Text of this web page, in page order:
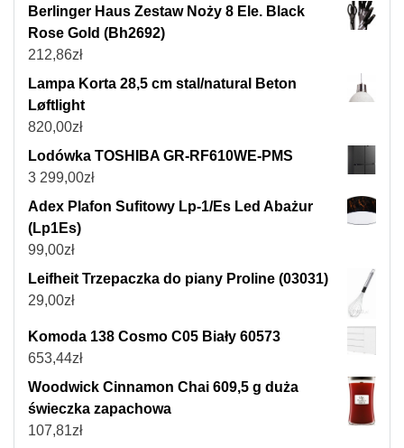
Berlinger Haus Zestaw Noży 8 Ele. Black
Rose Gold (Bh2692)
212,86zł
Lampa Korta 28,5 cm stal/natural Beton
Løftlight
820,00zł
Lodówka TOSHIBA GR-RF610WE-PMS
3 299,00zł
Adex Plafon Sufitowy Lp-1/Es Led Abażur
(Lp1Es)
99,00zł
Leifheit Trzepaczka do piany Proline (03031)
29,00zł
Komoda 138 Cosmo C05 Biały 60573
653,44zł
Woodwick Cinnamon Chai 609,5 g duża
świeczka zapachowa
107,81zł